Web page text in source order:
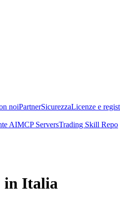
noiPartnerSicurezzaLicenze e
AIMCP ServersTrading Skill Repo
in Italia